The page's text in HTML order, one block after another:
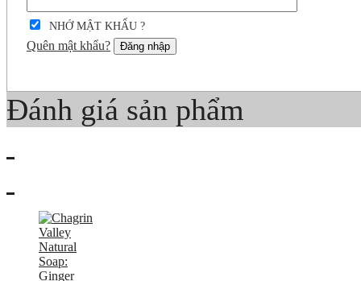
NHỚ MẬT KHẨU ?
Quên mật khẩu? Đăng nhập
Đánh giá sản phẩm